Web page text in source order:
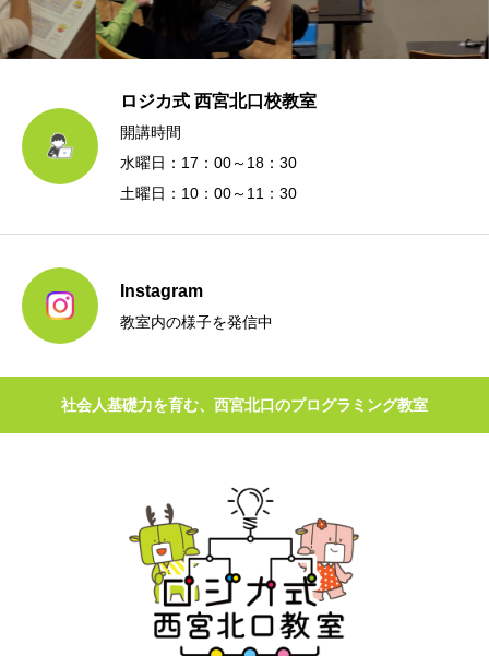
ロジカ式 西宮北口校教室
開講時間
水曜日：17：00～18：30
土曜日：10：00～11：30
Instagram
教室内の様子を発信中
社会人基礎力を育む、西宮北口のプログラミング教室